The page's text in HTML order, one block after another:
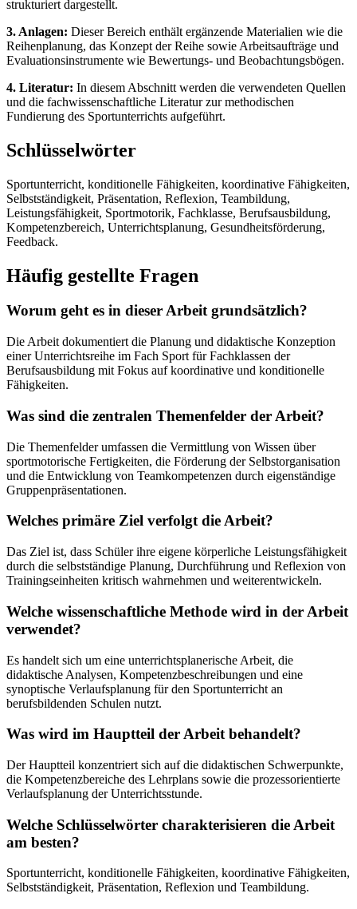
strukturiert dargestellt.
3. Anlagen: Dieser Bereich enthält ergänzende Materialien wie die
Reihenplanung, das Konzept der Reihe sowie Arbeitsaufträge und
Evaluationsinstrumente wie Bewertungs- und Beobachtungsbögen.
4. Literatur: In diesem Abschnitt werden die verwendeten Quellen
und die fachwissenschaftliche Literatur zur methodischen
Fundierung des Sportunterrichts aufgeführt.
Schlüsselwörter
Sportunterricht, konditionelle Fähigkeiten, koordinative Fähigkeiten,
Selbstständigkeit, Präsentation, Reflexion, Teambildung,
Leistungsfähigkeit, Sportmotorik, Fachklasse, Berufsausbildung,
Kompetenzbereich, Unterrichtsplanung, Gesundheitsförderung,
Feedback.
Häufig gestellte Fragen
Worum geht es in dieser Arbeit grundsätzlich?
Die Arbeit dokumentiert die Planung und didaktische Konzeption
einer Unterrichtsreihe im Fach Sport für Fachklassen der
Berufsausbildung mit Fokus auf koordinative und konditionelle
Fähigkeiten.
Was sind die zentralen Themenfelder der Arbeit?
Die Themenfelder umfassen die Vermittlung von Wissen über
sportmotorische Fertigkeiten, die Förderung der Selbstorganisation
und die Entwicklung von Teamkompetenzen durch eigenständige
Gruppenpräsentationen.
Welches primäre Ziel verfolgt die Arbeit?
Das Ziel ist, dass Schüler ihre eigene körperliche Leistungsfähigkeit
durch die selbstständige Planung, Durchführung und Reflexion von
Trainingseinheiten kritisch wahrnehmen und weiterentwickeln.
Welche wissenschaftliche Methode wird in der Arbeit
verwendet?
Es handelt sich um eine unterrichtsplanerische Arbeit, die
didaktische Analysen, Kompetenzbeschreibungen und eine
synoptische Verlaufsplanung für den Sportunterricht an
berufsbildenden Schulen nutzt.
Was wird im Hauptteil der Arbeit behandelt?
Der Hauptteil konzentriert sich auf die didaktischen Schwerpunkte,
die Kompetenzbereiche des Lehrplans sowie die prozessorientierte
Verlaufsplanung der Unterrichtsstunde.
Welche Schlüsselwörter charakterisieren die Arbeit
am besten?
Sportunterricht, konditionelle Fähigkeiten, koordinative Fähigkeiten,
Selbstständigkeit, Präsentation, Reflexion und Teambildung.